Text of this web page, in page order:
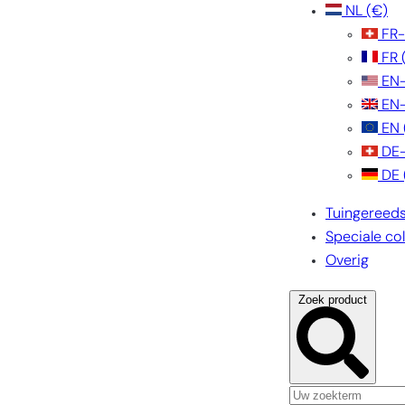
NL (€)
FR
EN
DE
Speciale
Overig
Zoek product